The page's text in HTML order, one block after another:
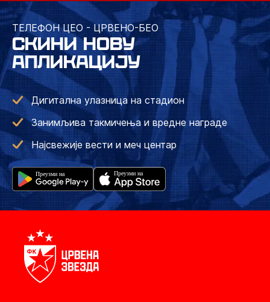
ТЕЛЕФОН ЦЕО - ЦРВЕНО-БЕО
СКИНИ НОВУ
АПЛИКАЦИЈУ
Дигитална улазница на стадион
Занимљива такмичења и вредне награде
Најсвежије вести и меч центар